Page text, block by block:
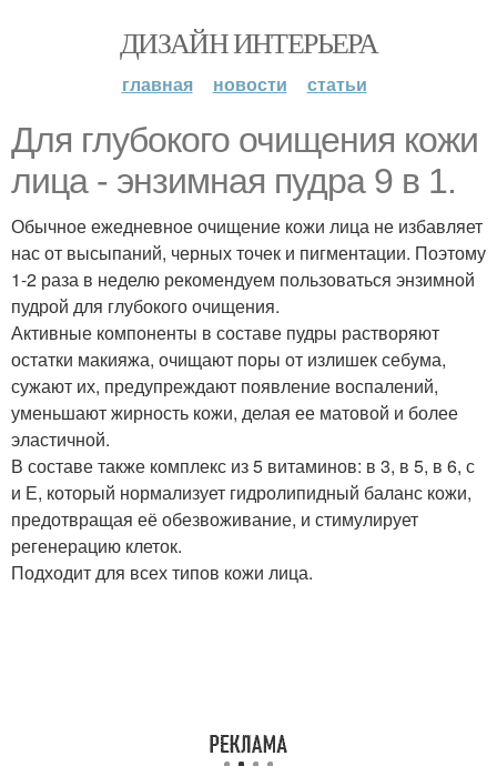
ДИЗАЙН ИНТЕРЬЕРА
главная новости статьи
Для глубокого очищения кожи
лица - энзимная пудра 9 в 1.
Обычное ежедневное очищение кожи лица не избавляет
нас от высыпаний, черных точек и пигментации. Поэтому
1-2 раза в неделю рекомендуем пользоваться энзимной
пудрой для глубокого очищения.
Активные компоненты в составе пудры растворяют
остатки макияжа, очищают поры от излишек себума,
сужают их, предупреждают появление воспалений,
уменьшают жирность кожи, делая ее матовой и более
эластичной.
В составе также комплекс из 5 витаминов: в 3, в 5, в 6, с
и Е, который нормализует гидролипидный баланс кожи,
предотвращая её обезвоживание, и стимулирует
регенерацию клеток.
Подходит для всех типов кожи лица.